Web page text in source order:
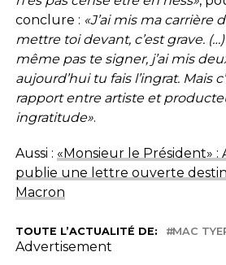
conclure : «J’ai mis ma carrière
mettre toi devant, c’est grave.
même pas te signer, j’ai mis
aujourd’hui tu fais l’ingrat. Mais
rapport entre artiste et
ingratitude».
Aussi : «Monsieur le Président» :
publie une lettre ouverte
Macron
TOUTE L’ACTUALITÉ DE: MAC
Advertisement